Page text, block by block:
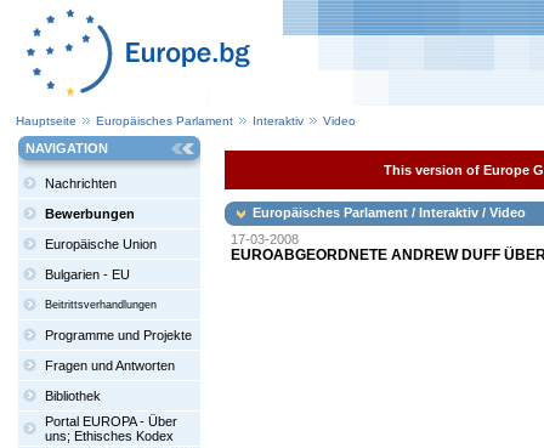
Hauptseite Europäisches Parlament Interaktiv Video
NAVIGATION
Nachrichten
Bewerbungen
Europäische Union
Bulgarien - EU
Beitrittsverhandlungen
Programme und Projekte
Fragen und Antworten
Bibliothek
Portal EUROPA - Über
uns; Ethisches Kodex
This version of Europe
Europäisches Parlament / Interaktiv / Video
17-03-2008
EUROABGEORDNETE ANDREW DUFF